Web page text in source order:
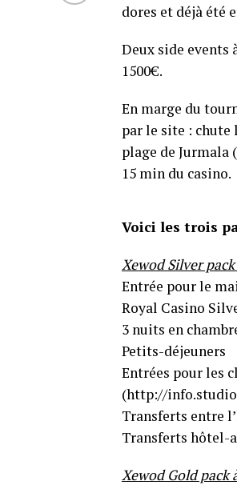
dores et déjà été
Deux side events
1500€.
En marge du
par le site :
plage de
15 min du casino.
Voici les trois
Xewod Silver pack
Entrée pour le
Royal Casino
3 nuits en
Petits-déjeuners
Entrées pour les
(http://
Transferts entre
Transferts hôtel-
Xewod Gold pack